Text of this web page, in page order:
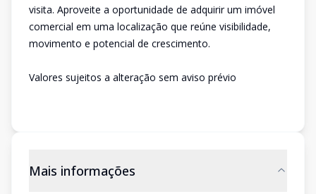
visita. Aproveite a oportunidade de adquirir um imóvel
comercial em uma localização que reúne visibilidade,
movimento e potencial de crescimento.
Valores sujeitos a alteração sem aviso prévio
Mais informações